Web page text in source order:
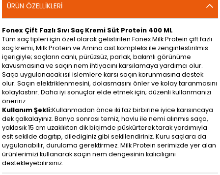
ÜRÜN ÖZELLIKLERI
Fonex Çift Fazlı Sıvı Saç Kremi Süt Protein 400 ML
Tüm saç tipleri için özel olarak gelistirilen Fonex Milk Protein çift fazlı
saç kremi, Milk Protein ve Amino asit kompleks ile zenginlestirilmis
içerigiyle; saçların canlı, pürüzsüz, parlak, bakımlı görünüme
kavusmasına ve saçın nem ihtiyacını karsılamaya yardımcı olur.
Saça uygulanacak ısıl islemlere karsı saçın korunmasına destek
olur. Saçın elektriklenmesini, dolasmasını önler ve kolay taranmasını
kolaylastırır. Daha iyi sonuçlar elde etmek için; düzenli kullanmanızı
öneririz.
Kullanım Şekli:Kullanmadan önce iki faz birbirine iyice karısıncaya
dek çalkalayınız. Banyo sonrası temiz, havlu ile nemi alınmıs saça,
yaklasık 15 cm uzaklıktan dik biçimde püskürterek tarak yardımıyla
esit sekilde dagıtıp, dilediginiz gibi sekillendiriniz. Kuru saçlara da
uygulanabilir, durulama gerektirmez. Milk Protein serimizde yer alan
ürünlerimizi kullanarak saçın nem dengesinin kalıcılıgını
destekleyebilirsiniz.